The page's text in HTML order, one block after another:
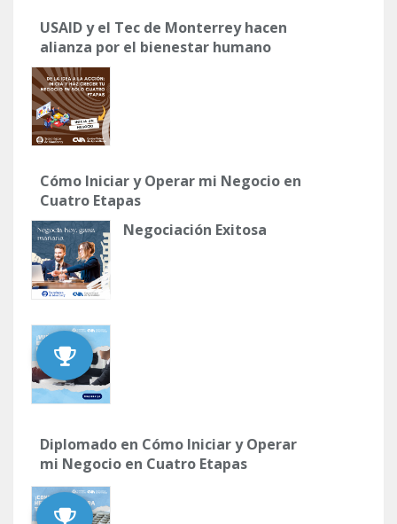
USAID y el Tec de Monterrey hacen
alianza por el bienestar humano
Cómo Iniciar y Operar mi Negocio en
Cuatro Etapas
Negociación Exitosa
Diplomado en Cómo Iniciar y Operar
mi Negocio en Cuatro Etapas